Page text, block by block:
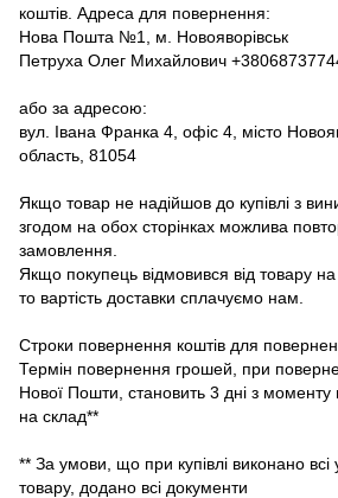
коштів. Адреса для повернення:
Нова Пошта №1, м. Новояворівськ
Петруха Олег Михайлович
або за адресою:
вул. Івана Франка 4, офіс 4, місто
область, 81054
Якщо товар не надійшов до купівлі з
згодом на обох сторінках можлива
замовлення.
Якщо покупець відмовився від товару на
то вартість доставки сплачуємо нам.
Строки повернення коштів для
Термін повернення грошей, при
Нової Пошти, становить 3 дні з
на склад**
** За умови, що при купівлі виконано
товару, додано всі документи